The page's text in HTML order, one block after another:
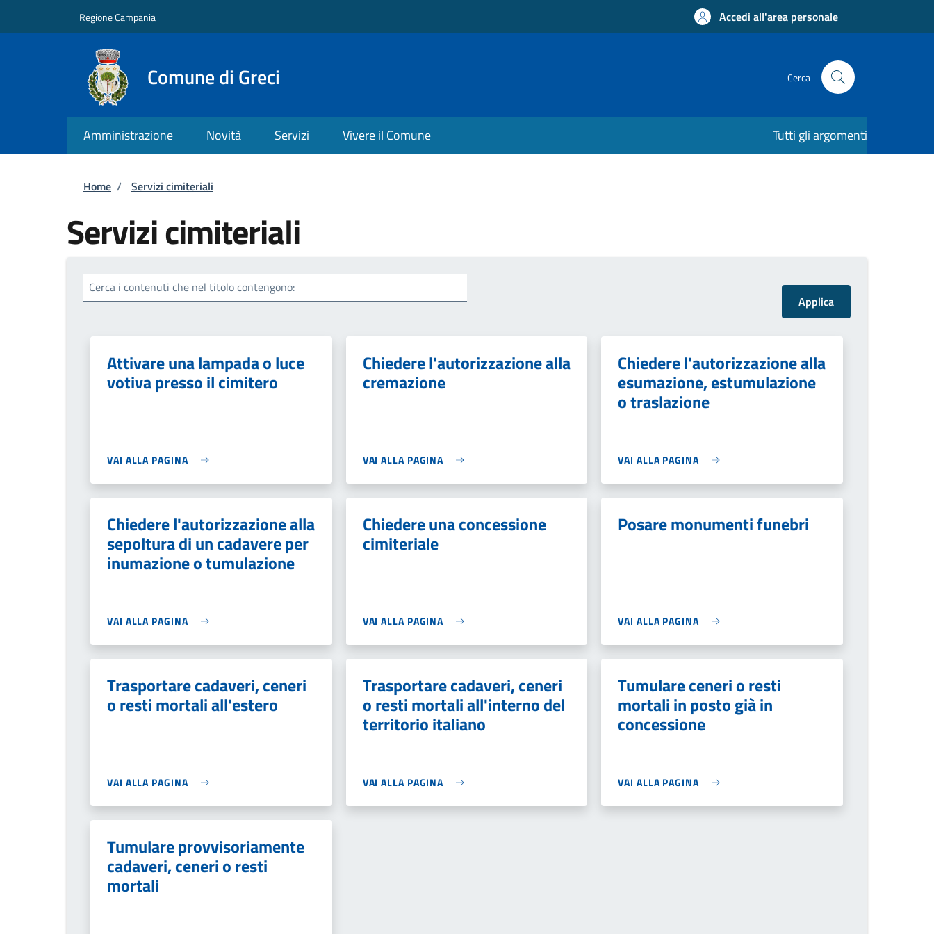
Regione Campania Accedi all'area personale
Comune di Greci Cerca
Amministrazione Novità Servizi Vivere il Comune Tutti gli argomenti
Briciole di pane
Home / Servizi cimiteriali
Servizi cimiteriali
Cerca i contenuti che nel titolo contengono:
Attivare una lampada o luce
votiva presso il cimitero
VAI ALLA PAGINA
Chiedere l'autorizzazione alla
cremazione
VAI ALLA PAGINA
Chiedere l'autorizzazione alla
esumazione, estumulazione
o traslazione
VAI ALLA PAGINA
Chiedere l'autorizzazione alla
sepoltura di un cadavere per
inumazione o tumulazione
VAI ALLA PAGINA
Chiedere una concessione
cimiteriale
VAI ALLA PAGINA
Posare monumenti funebri
VAI ALLA PAGINA
Trasportare cadaveri, ceneri
o resti mortali all'estero
VAI ALLA PAGINA
Trasportare cadaveri, ceneri
o resti mortali all'interno del
territorio italiano
VAI ALLA PAGINA
Tumulare ceneri o resti
mortali in posto già in
concessione
VAI ALLA PAGINA
Tumulare provvisoriamente
cadaveri, ceneri o resti
mortali